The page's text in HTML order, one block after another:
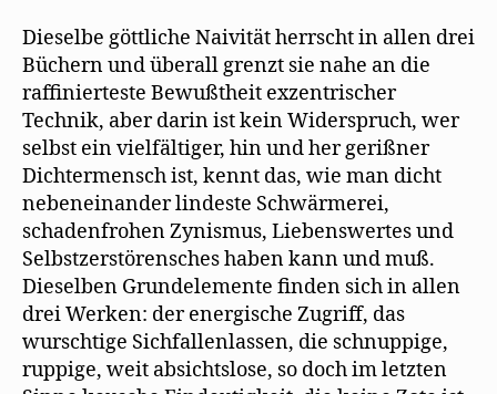
Dieselbe göttliche Naivität herrscht in allen drei
Büchern und überall grenzt sie nahe an die
raffinierteste Bewußtheit exzentrischer
Technik, aber darin ist kein Widerspruch, wer
selbst ein vielfältiger, hin und her gerißner
Dichtermensch ist, kennt das, wie man dicht
nebeneinander lindeste Schwärmerei,
schadenfrohen Zynismus, Liebenswertes und
Selbstzerstörensches haben kann und muß.
Dieselben Grundelemente finden sich in allen
drei Werken: der energische Zugriff, das
wurschtige Sichfallenlassen, die schnuppige,
ruppige, weit absichtslose, so doch im letzten